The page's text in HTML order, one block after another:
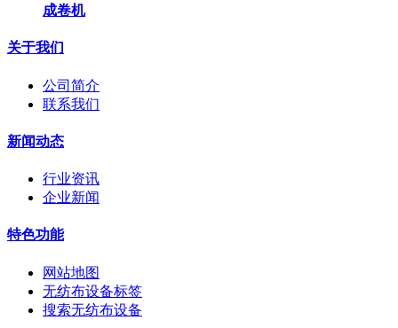
成卷机
关于我们
公司简介
联系我们
新闻动态
行业资讯
企业新闻
特色功能
网站地图
无纺布设备标签
搜索无纺布设备